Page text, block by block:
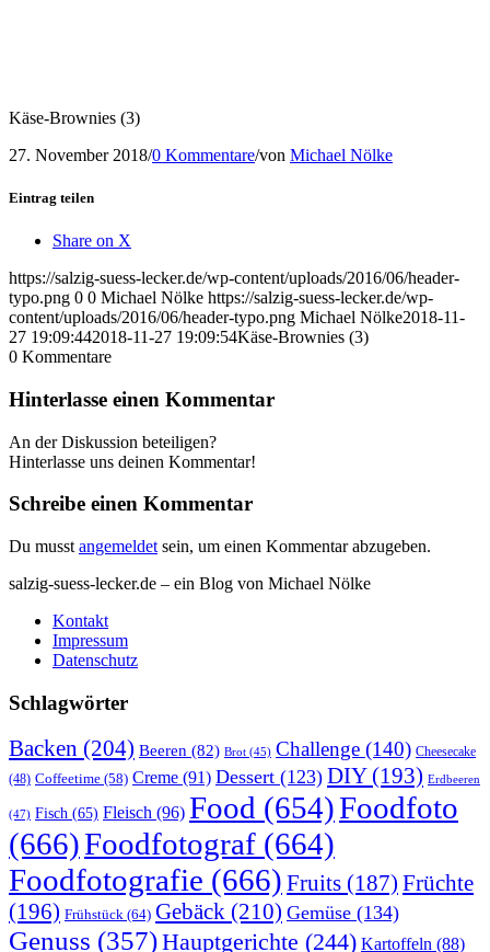
Käse-Brownies (3)
27. November 2018/0 Kommentare/von Michael Nölke
Eintrag teilen
Share on X
https://salzig-suess-lecker.de/wp-content/uploads/2016/06/header-
typo.png 0 0 Michael Nölke https://salzig-suess-lecker.de/wp-
content/uploads/2016/06/header-typo.png Michael Nölke2018-11-
27 19:09:442018-11-27 19:09:54Käse-Brownies (3)
0 Kommentare
Hinterlasse einen Kommentar
An der Diskussion beteiligen?
Hinterlasse uns deinen Kommentar!
Schreibe einen Kommentar
Du musst angemeldet sein, um einen Kommentar abzugeben.
salzig-suess-lecker.de – ein Blog von Michael Nölke
Kontakt
Impressum
Datenschutz
Schlagwörter
Backen (204) Beeren (82) Brot (45) Challenge (140) Cheesecake
(48) Coffeetime (58) Creme (91) Dessert (123) DIY(193) Erdbeeren
(47) Fisch (65) Fleisch (96) Food (654)Foodfoto
(666)Foodfotograf (664)
Foodfotografie (666) Fruits (187) Früchte
(196) Frühstück (64) Gebäck (210) Gemüse (134)
Genuss (357)Hauptgerichte (244) Kartoffeln (88)